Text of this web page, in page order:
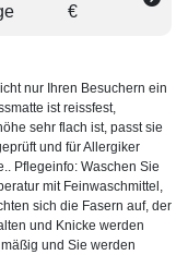
€
nur Ihren Besuchern ein
ist reissfest,
sehr flach ist, passt sie
und für Allergiker
Pflegeinfo: Waschen Sie
mit Feinwaschmittel,
sich die Fasern auf, der
und Knicke werden
und Sie werden